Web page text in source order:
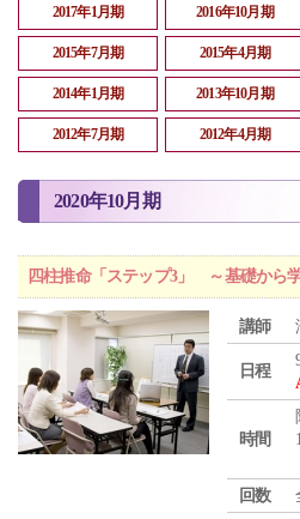
2017年1月期 2016年10月期
2015年7月期 2015年4月期
2014年1月期 2013年10月期
2012年7月期 2012年4月期
2020年10月期
四柱推命「ステップ3」 ～基礎から
講師
日程
時間
回数